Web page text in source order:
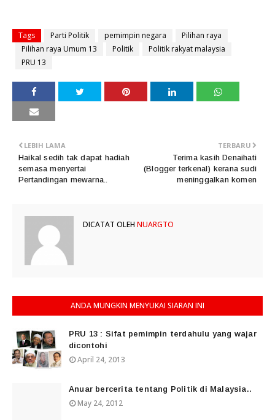
Tags Parti Politik pemimpin negara
Pilihan raya
Pilihan raya Umum 13
Politik
Politik rakyat malaysia
PRU 13
TERBARU
Terima kasih Denaihati
(Blogger terkenal) kerana sudi
meninggalkan komen
LEBIH LAMA
Haikal sedih tak dapat hadiah
semasa menyertai
Pertandingan mewarna..
DICATAT OLEH NUARGTO
ANDA MUNGKIN MENYUKAI SIARAN INI
PRU 13 : Sifat pemimpin terdahulu yang wajar
dicontohi
April 24, 2013
Anuar bercerita tentang Politik di Malaysia..
May 24, 2012